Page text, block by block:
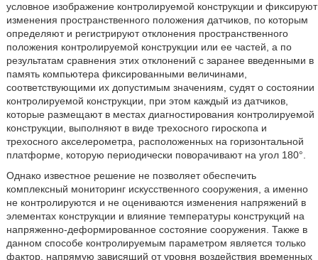
условное изображение контролируемой конструкции и фиксируют
изменения пространственного положения датчиков, по которым
определяют и регистрируют отклонения пространственного
положения контролируемой конструкции или ее частей, а по
результатам сравнения этих отклонений с заранее введенными в
память компьютера фиксированными величинами,
соответствующими их допустимым значениям, судят о состоянии
контролируемой конструкции, при этом каждый из датчиков,
которые размещают в местах диагностирования контролируемой
конструкции, выполняют в виде трехосного гироскопа и
трехосного акселерометра, расположенных на горизонтальной
платформе, которую периодически поворачивают на угол 180°.
Однако известное решение не позволяет обеспечить
комплексный мониторинг искусственного сооружения, а именно
не контролируются и не оцениваются изменения напряжений в
элементах конструкции и влияние температуры конструкций на
напряженно-деформированное состояние сооружения. Также в
данном способе контролируемым параметром является только
фактор, напрямую зависящий от уровня воздействия временных